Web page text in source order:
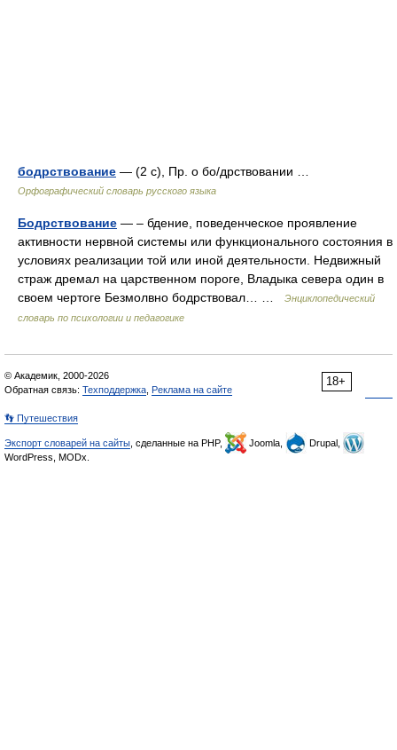
бодрствование — (2 с), Пр. о бо/дрствовании …
Орфографический словарь русского языка
Бодрствование — – бдение, поведенческое проявление
активности нервной системы или функционального состояния в
условиях реализации той или иной деятельности. Недвижный
страж дремал на царственном пороге, Владыка севера один в
своем чертоге Безмолвно бодрствовал… …
Энциклопедический
словарь по психологии и педагогике
18+
© Академик, 2000-2026
Обратная связь: Техподдержка Реклама на сайте
👣 Путешествия
Экспорт словарей на сайты , сделанные на PHP, Joomla,
Drupal,
WordPress, MODx.